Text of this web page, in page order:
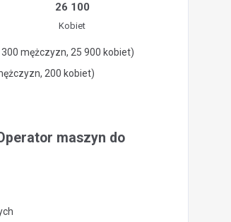
26 100
Kobiet
mężczyzn, 25 900 kobiet)
200 kobiet)
maszyn do